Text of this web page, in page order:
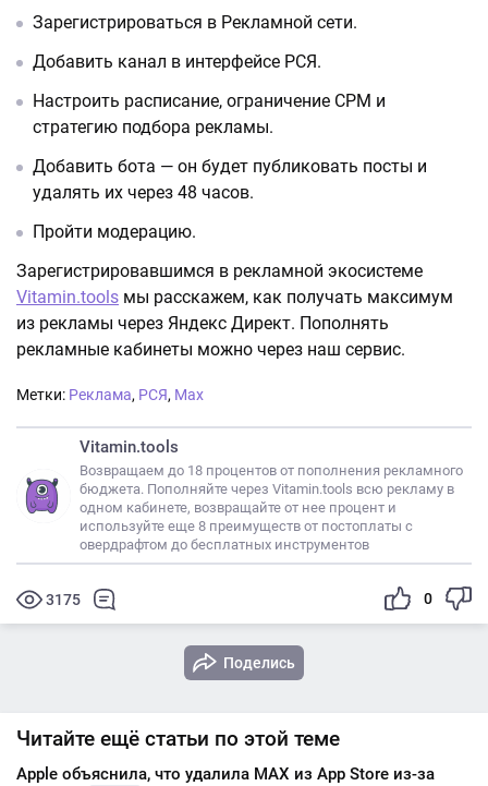
Зарегистрироваться в Рекламной сети.
Добавить канал в интерфейсе РСЯ.
Настроить расписание, ограничение CPM и
стратегию подбора рекламы.
Добавить бота — он будет публиковать посты и
удалять их через 48 часов.
Пройти модерацию.
Зарегистрировавшимся в рекламной экосистеме
Vitamin.tools мы расскажем, как получать максимум
из рекламы через Яндекс Директ. Пополнять
рекламные кабинеты можно через наш сервис.
Метки: Реклама, РСЯ, Max
Vitamin.tools
Возвращаем до 18 процентов от пополнения рекламного
бюджета. Пополняйте через Vitamin.tools всю рекламу в
одном кабинете, возвращайте от нее процент и
используйте еще 8 преимуществ от постоплаты с
овердрафтом до бесплатных инструментов
3175 0
Поделись
Читайте ещё статьи по этой теме
Apple объяснила, что удалила MАХ из App Store из-за